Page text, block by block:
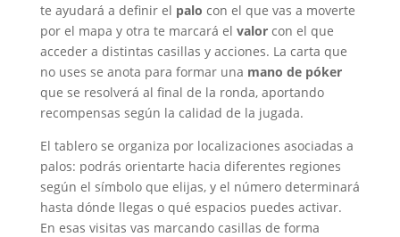
te ayudará a definir el palo con el que vas a moverte
por el mapa y otra te marcará el valorcon el que
acceder a distintas casillas y acciones. La carta que
no uses se anota para formar una mano de póker
que se resolverá al final de la ronda, aportando
recompensas según la calidad de la jugada.
El tablero se organiza por localizaciones asociadas a
palos: podrás orientarte hacia diferentes regiones
según el símbolo que elijas, y el número determinará
hasta dónde llegas o qué espacios puedes activar.
En esas visitas vas marcando casillas de forma